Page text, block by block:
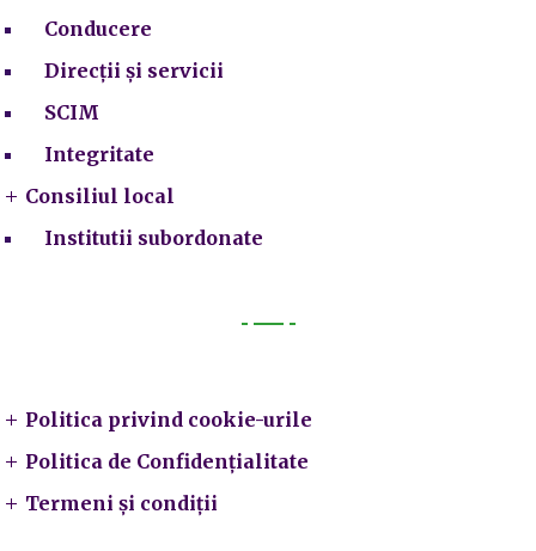
Conducere
Direcții și servicii
SCIM
Integritate
Consiliul local
Institutii subordonate
Politica privind cookie-urile
Politica de Confidențialitate
Termeni și condiții